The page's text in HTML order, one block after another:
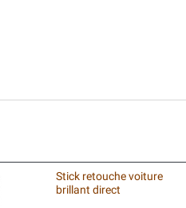
Stick retouche voiture
brillant direct